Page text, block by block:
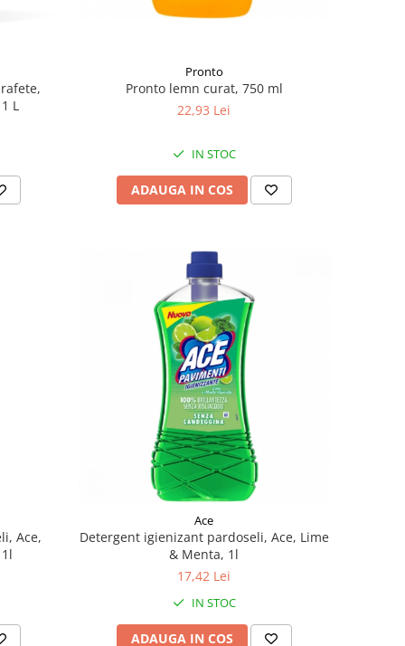
L
Pronto
Pronto lemn curat, 750 ml
22,93 Lei
IN STOC
ADAUGA IN COS
Ace,
Ace
Detergent igienizant pardoseli, Ace, Lime
& Menta, 1l
17,42 Lei
IN STOC
ADAUGA IN COS